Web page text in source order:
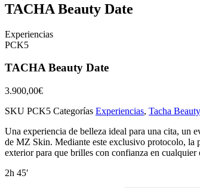
TACHA Beauty Date
Experiencias
PCK5
TACHA Beauty Date
3.900,00€
SKU PCK5 Categorías Experiencias, Tacha Beauty
Una experiencia de belleza ideal para una cita, un
de MZ Skin. Mediante este exclusivo protocolo, la
exterior para que brilles con confianza en cualquier
2h 45′